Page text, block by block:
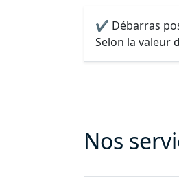
✔ Débarras
Selon la valeur
Nos